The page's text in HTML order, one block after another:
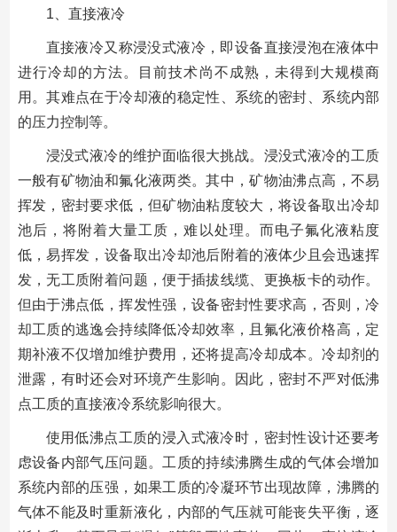
1、直接液冷
直接液冷又称浸没式液冷，即设备直接浸泡在液体中
进行冷却的方法。目前技术尚不成熟，未得到大规模商
用。其难点在于冷却液的稳定性、系统的密封、系统内部
的压力控制等。
浸没式液冷的维护面临很大挑战。浸没式液冷的工质
一般有矿物油和氟化液两类。其中，矿物油沸点高，不易
挥发，密封要求低，但矿物油粘度较大，将设备取出冷却
池后，将附着大量工质，难以处理。而电子氟化液粘度
低，易挥发，设备取出冷却池后附着的液体少且会迅速挥
发，无工质附着问题，便于插拔线缆、更换板卡的动作。
但由于沸点低，挥发性强，设备密封性要求高，否则，冷
却工质的逃逸会持续降低冷却效率，且氟化液价格高，定
期补液不仅增加维护费用，还将提高冷却成本。冷却剂的
泄露，有时还会对环境产生影响。因此，密封不严对低沸
点工质的直接液冷系统影响很大。
使用低沸点工质的浸入式液冷时，密封性设计还要考
虑设备内部气压问题。工质的持续沸腾生成的气体会增加
系统内部的压强，如果工质的冷凝环节出现故障，沸腾的
气体不能及时重新液化，内部的气压就可能丧失平衡，逐